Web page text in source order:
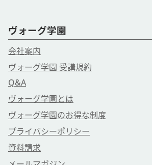
ヴォーグ学園
会社案内
ヴォーグ学園 受講規約
Q&A
ヴォーグ学園とは
ヴォーグ学園のお得な制度
プライバシーポリシー
資料請求